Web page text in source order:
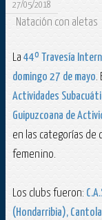
27/05/2018
Natación con aletas
La 44º Travesía
domingo 27 de mayo.
Actividades
Guipuzcoana de
en las categorías de
femenino.
Los clubs fueron:
(Hondarribia),